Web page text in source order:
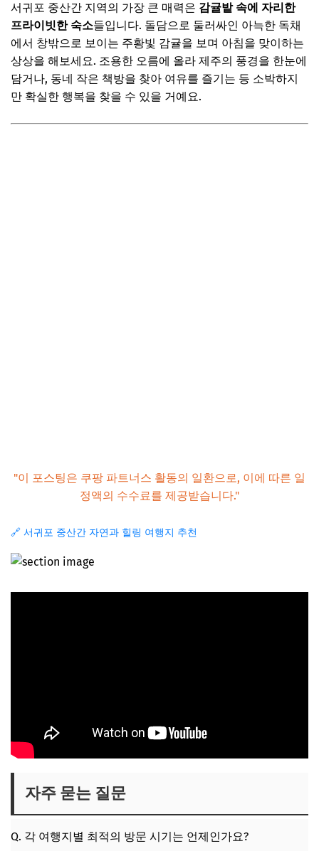
서귀포 중산간 지역의 가장 큰 매력은 감귤밭 속에 자리한
프라이빗한 숙소들입니다. 돌담으로 둘러싸인 아늑한 독채
에서 창밖으로 보이는 주황빛 감귤을 보며 아침을 맞이하는
상상을 해보세요. 조용한 오름에 올라 제주의 풍경을 한눈에
담거나, 동네 작은 책방을 찾아 여유를 즐기는 등 소박하지
만 확실한 행복을 찾을 수 있을 거예요.
"이 포스팅은 쿠팡 파트너스 활동의 일환으로, 이에 따른 일
정액의 수수료를 제공받습니다."
🔗 서귀포 중산간 자연과 힐링 여행지 추천
자주 묻는 질문
Q. 각 여행지별 최적의 방문 시기는 언제인가요?